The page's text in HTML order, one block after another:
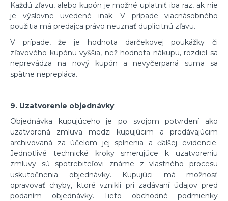
Každú zľavu, alebo kupón je možné uplatniť iba raz, ak nie
je výslovne uvedené inak. V prípade viacnásobného
použitia má predajca právo neuznať duplicitnú zľavu.
V prípade, že je hodnota darčekovej poukážky či
zľavového kupónu vyššia, než hodnota nákupu, rozdiel sa
neprevádza na nový kupón a nevyčerpaná suma sa
spätne neprepláca.
9. Uzatvorenie objednávky
Objednávka kupujúceho je po svojom potvrdení ako
uzatvorená zmluva medzi kupujúcim a predávajúcim
archivovaná za účelom jej splnenia a ďalšej evidencie.
Jednotlivé technické kroky smerujúce k uzatvoreniu
zmluvy sú spotrebiteľovi známe z vlastného procesu
uskutočnenia objednávky. Kupujúci má možnosť
opravovať chyby, ktoré vznikli pri zadávaní údajov pred
podaním objednávky. Tieto obchodné podmienky